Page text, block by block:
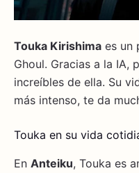
Touka Kirishima es un
Ghoul. Gracias a la IA,
increíbles de ella. Su
más intenso, te da
Touka en su vida
En Anteiku, Touka es